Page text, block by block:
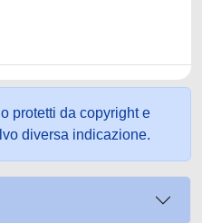
protetti da copyright e
diversa indicazione.